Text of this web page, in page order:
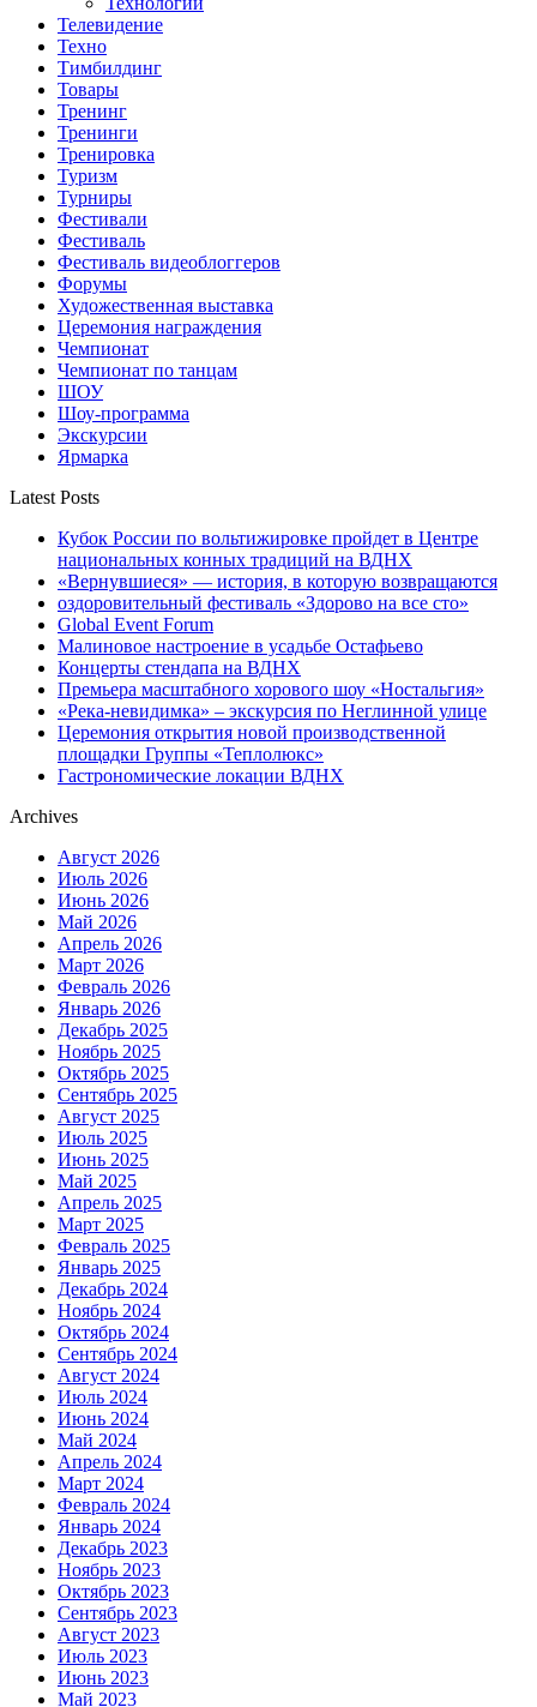
Телевидение
Техно
Тимбилдинг
Товары
Тренинг
Тренинги
Тренировка
Туризм
Турниры
Фестивали
Фестиваль
Фестиваль видеоблоггеров
Форумы
Художественная выставка
Церемония награждения
Чемпионат
Чемпионат по танцам
ШОУ
Шоу-программа
Экскурсии
Ярмарка
Latest Posts
Кубок России по вольтижировке пройдет в Центре
национальных конных традиций на ВДНХ
«Вернувшиеся» — история, в которую возвращаются
оздоровительный фестиваль «Здорово на все сто»
Global Event Forum
Малиновое настроение в усадьбе Остафьево
Концерты стендапа на ВДНХ
Премьера масштабного хорового шоу «Ностальгия»
«Река-невидимка» – экскурсия по Неглинной улице
Церемония открытия новой производственной
площадки Группы «Теплолюкс»
Гастрономические локации ВДНХ
Archives
Август 2026
Июль 2026
Июнь 2026
Май 2026
Апрель 2026
Март 2026
Февраль 2026
Январь 2026
Декабрь 2025
Ноябрь 2025
Октябрь 2025
Сентябрь 2025
Август 2025
Июль 2025
Июнь 2025
Май 2025
Апрель 2025
Март 2025
Февраль 2025
Январь 2025
Декабрь 2024
Ноябрь 2024
Октябрь 2024
Сентябрь 2024
Август 2024
Июль 2024
Июнь 2024
Май 2024
Апрель 2024
Март 2024
Февраль 2024
Январь 2024
Декабрь 2023
Ноябрь 2023
Октябрь 2023
Сентябрь 2023
Август 2023
Июль 2023
Июнь 2023
Май 2023